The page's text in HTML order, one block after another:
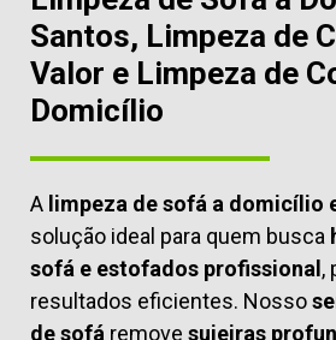
Santos, Limpeza de
Valor e Limpeza de
Domicílio
A limpeza de sofá a domicílio
solução ideal para quem busca
sofá e estofados profissional,
resultados eficientes. Nosso
de sofá remove sujeiras